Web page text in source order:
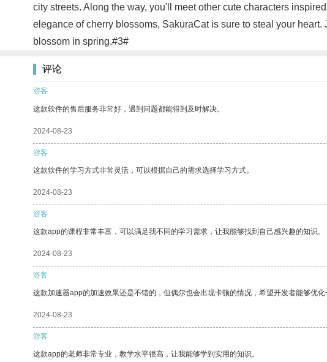
city streets. Along the way, you'll meet other cute characters
elegance of cherry blossoms, SakuraCat is sure to steal your
blossom in spring.#3#
评论
游客
这款软件的售后服务非常好，遇到问题都能得到及时解决。
2024-08-23
游客
这款软件的学习方式非常灵活，可以根据自己的需求选择学习方式。
2024-08-23
游客
这款app的课程非常丰富，可以满足我不同的学习需求，让我能够找到自己感兴趣的知识。
2024-08-23
游客
这款加速器app的加速效果还是不错的，但偶尔也会出现卡顿的情况，希望开发者能够优化
2024-08-23
游客
这款app的老师非常专业，教学水平很高，让我能够学到实用的知识。